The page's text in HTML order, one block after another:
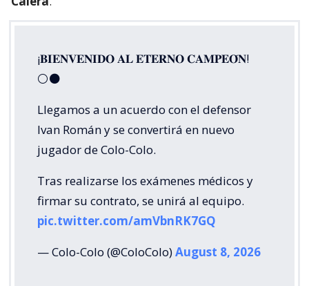
¡𝐁𝐈𝐄𝐍𝐕𝐄𝐍𝐈𝐃𝐎 𝐀𝐋 𝐄𝐓𝐄𝐑𝐍𝐎 𝐂𝐀𝐌𝐏𝐄𝐎́𝐍!
⚪⚫
Llegamos a un acuerdo con el defensor
Ivan Román y se convertirá en nuevo
jugador de Colo-Colo.
Tras realizarse los exámenes médicos y
firmar su contrato, se unirá al equipo.
pic.twitter.com/amVbnRK7GQ
— Colo-Colo (@ColoColo)August 8, 2026